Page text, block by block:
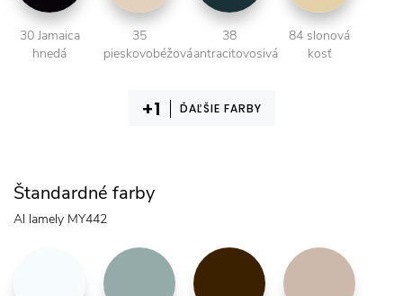
30 Jamaica
hnedá
35
pieskovobéžová
38
antracitovosivá
84 slonová
kosť
ĎAĽŠIE FARBY
Štandardné farby
Al lamely MY442